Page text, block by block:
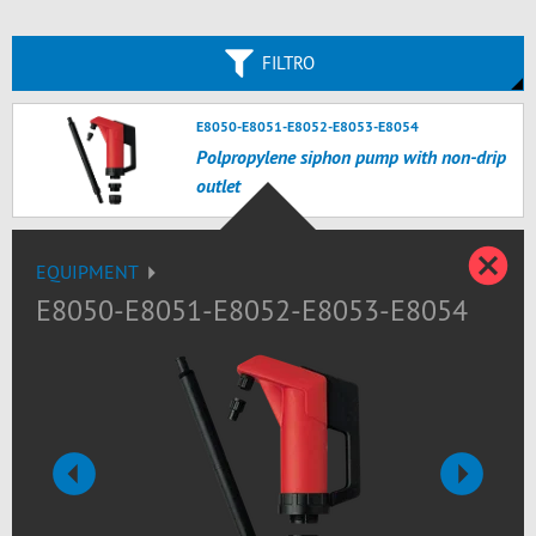
FILTRO
E8050-E8051-E8052-E8053-E8054
Polpropylene siphon pump with non-drip
outlet
EQUIPMENT
E8050-E8051-E8052-E8053-E8054
Precedente